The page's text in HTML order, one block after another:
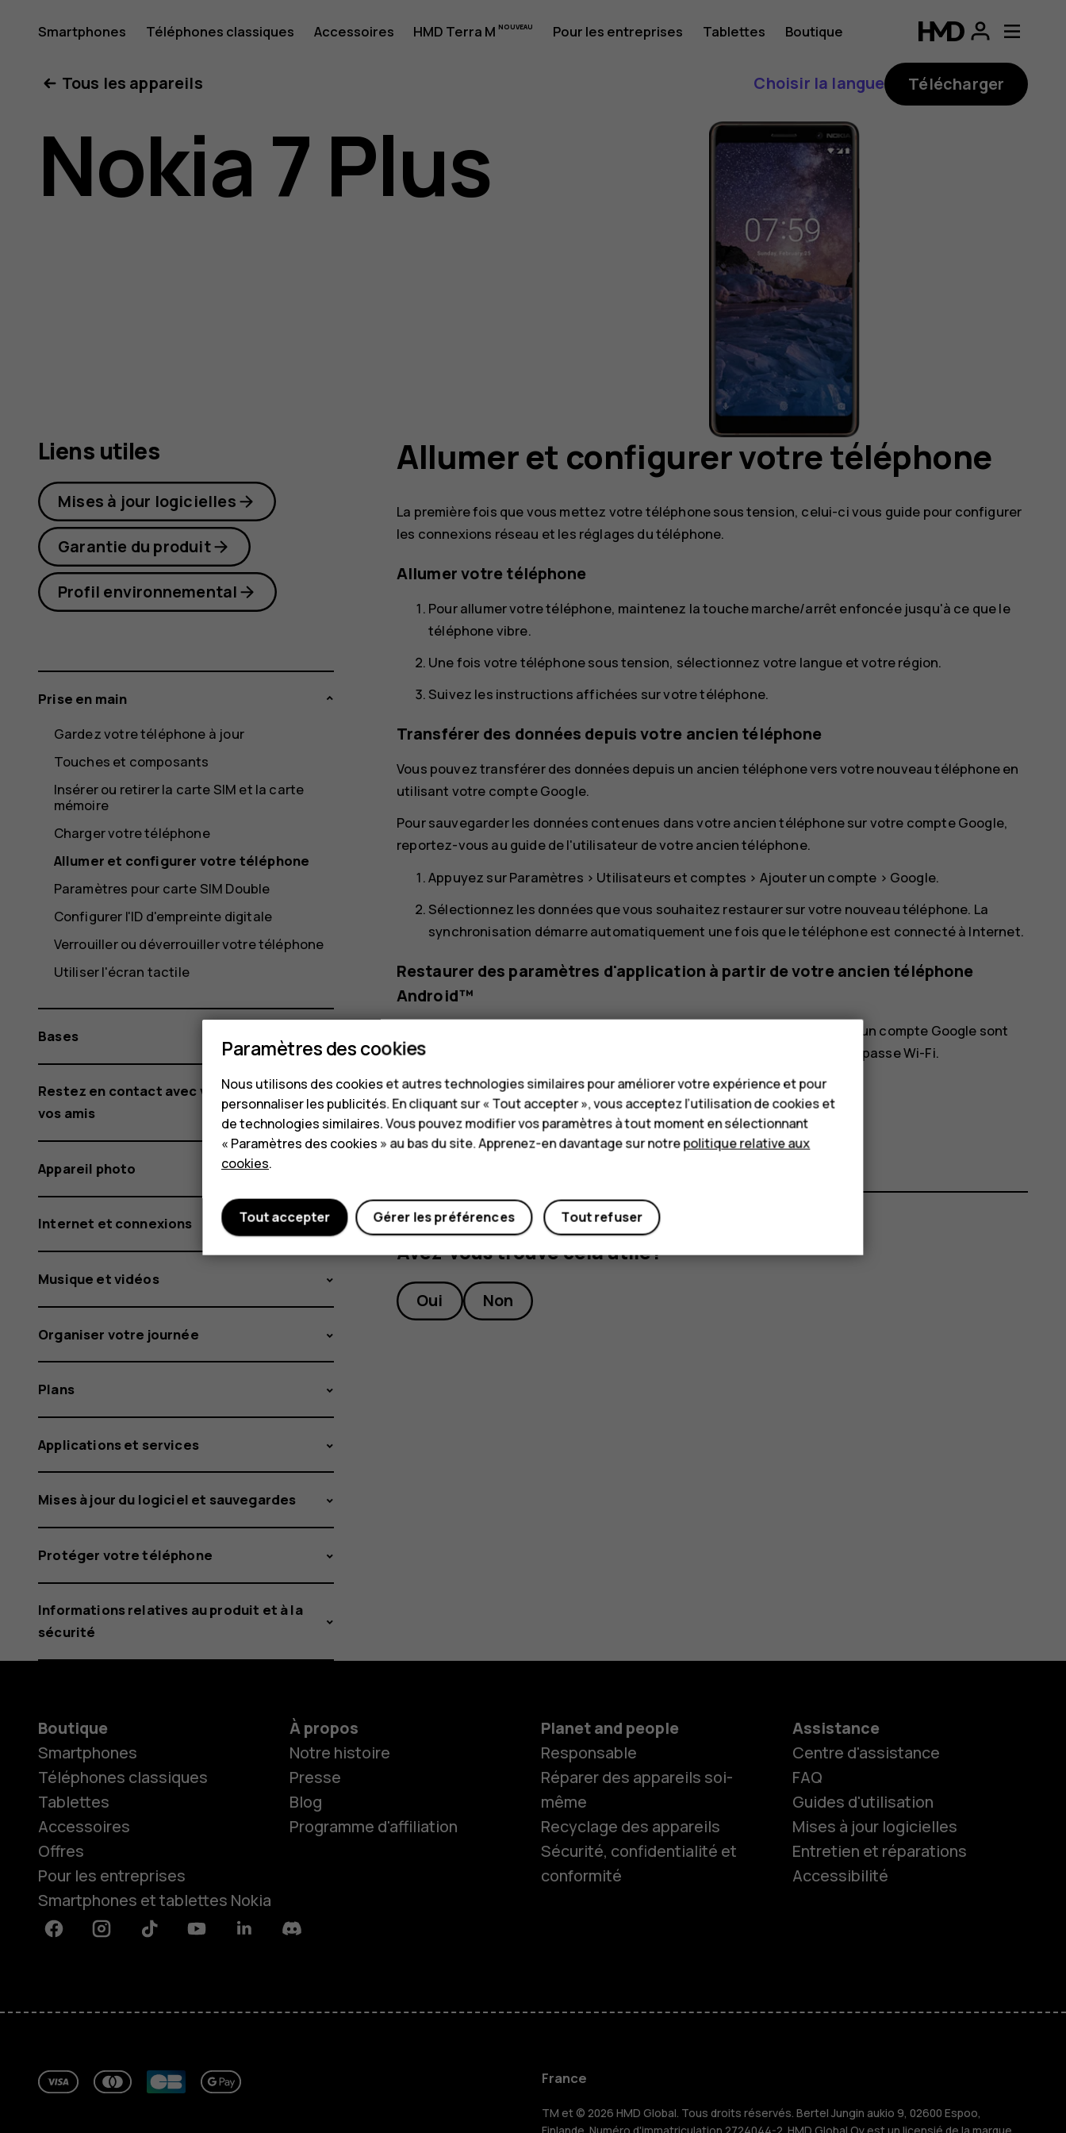
Guide
de
l'utilisateur
Plus
Smartphones Téléphones classiques Accessoires HMD Terra M Pour les entreprises Tablettes Boutique
Smartphones
Pour les entreprises
À propos
Tous les appareils Choisir la langue Télécharger
Nokia 7 Plus
Allumer et configurer votre téléphone
La première fois que vous mettez votre téléphone sous tension, celui-ci vous guide pour configurer
les connexions réseau et les réglages du téléphone.
Allumer votre téléphone
Pour allumer votre téléphone, maintenez la touche marche/arrêt enfoncée jusqu'à ce que le
téléphone vibre.
Une fois votre téléphone sous tension, sélectionnez votre langue et votre région.
Suivez les instructions affichées sur votre téléphone.
Transférer des données depuis votre ancien téléphone
Vous pouvez transférer des données depuis un ancien téléphone vers votre nouveau téléphone en
utilisant votre compte Google.
Pour sauvegarder les données contenues dans votre ancien téléphone sur votre compte Google,
reportez-vous au guide de l'utilisateur de votre ancien téléphone.
Appuyez surParamètres > Utilisateurs et comptes > Ajouter un compte > Google.
Sélectionnez les données que vous souhaitez restaurer sur votre nouveau téléphone. La
synchronisation démarre automatiquement une fois que le téléphone est connecté à Internet.
Restaurer des paramètres d'application à partir de votre ancien téléphone
Android™
Si vous possédiez auparavant un Android sur lequel les sauvegardes vers un compte Google sont
activées, vous pouvez restaurer vos paramètres d'application et mots de passe Wi-Fi.
Appuyez surParamètres>Système>Sauvegarde.
DéfinissezSauvegarder sur Google DrivesurActivé.
Avez-vous trouvé cela utile?
Oui Non
Liens utiles
Mises à jour logicielles
Garantie du produit
Profil environnemental
Prise en main
Gardez votre téléphone à jour
Touches et composants
Insérer ou retirer la carte SIM et la carte
mémoire
Charger votre téléphone
Allumer et configurer votre téléphone
Paramètres pour carte SIM Double
Configurer l'ID d'empreinte digitale
Verrouiller ou déverrouiller votre téléphone
Utiliser l'écran tactile
Bases
Restez en contact avec votre famille et
vos amis
Appareil photo
Internet et connexions
Musique et vidéos
Organiser votre journée
Plans
Applications et services
Mises à jour du logiciel et sauvegardes
Protéger votre téléphone
Informations relatives au produit et à la
sécurité
Boutique
Smartphones
Téléphones classiques
Tablettes
Accessoires
Offres
Pour les entreprises
Smartphones et tablettes Nokia
À propos
Notre histoire
Presse
Blog
Programme d'affiliation
Planet and people
Responsable
Réparer des appareils soi-
même
Recyclage des appareils
Sécurité, confidentialité et
conformité
Assistance
Centre d'assistance
FAQ
Guides d'utilisation
Mises à jour logicielles
Entretien et réparations
Accessibilité
FacebookInstagramTiktok YoutubeLinkedinDiscord
France
TM et © 2026 HMD Global. Tous droits réservés. Bertel Jungin aukio 9, 02600 Espoo,
Finlande. Numéro d'immatriculation 2724044-2. HMD Global Oy est un licensié de la marque
Paramètres des cookies
Nous utilisons des cookies et autres technologies similaires pour améliorer votre expérience et pour
personnaliser les publicités. En cliquant sur « Tout accepter », vous acceptez l’utilisation de cookies et
de technologies similaires. Vous pouvez modifier vos paramètres à tout moment en sélectionnant
« Paramètres des cookies » au bas du site. Apprenez-en davantage sur notrepolitique relative aux
cookies.
Tout refuser
Gérer les préférences
Tout accepter